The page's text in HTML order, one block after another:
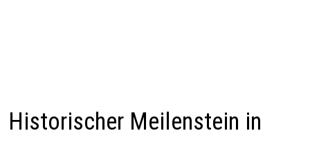
Historischer Meilenstein in